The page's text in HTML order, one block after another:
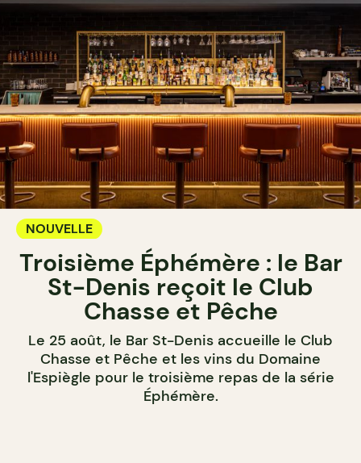
NOUVELLE
Troisième Éphémère : le Bar
St-Denis reçoit le Club
Chasse et Pêche
Le 25 août, le Bar St-Denis accueille le Club
Chasse et Pêche et les vins du Domaine
l'Espiègle pour le troisième repas de la série
Éphémère.